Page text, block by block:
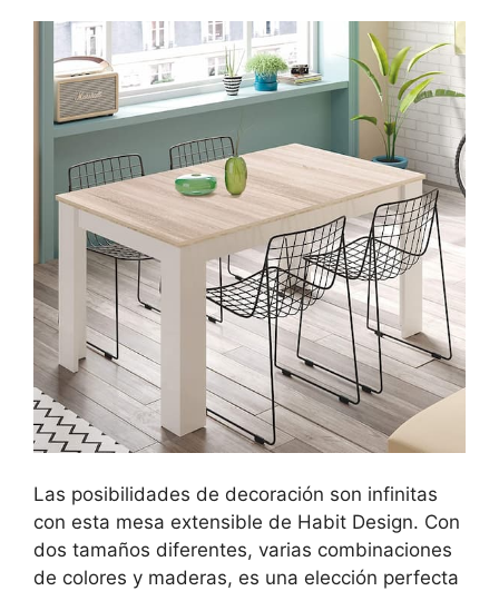
Las posibilidades de decoración son infinitas
con esta mesa extensible de Habit Design. Con
dos tamaños diferentes, varias combinaciones
de colores y maderas, es una elección perfecta